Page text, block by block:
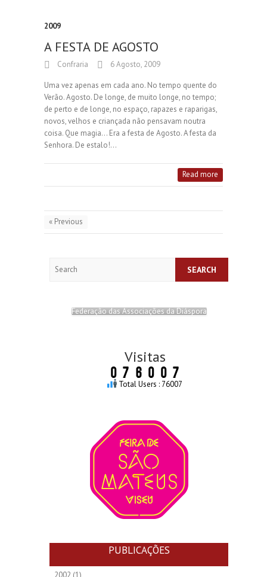
2009
A FESTA DE AGOSTO
Confraria 6 Agosto, 2009
Uma vez apenas em cada ano. No tempo quente do
Verão. Agosto. De longe, de muito longe, no tempo;
de perto e de longe, no espaço, rapazes e raparigas,
novos, velhos e criançada não pensavam noutra
coisa. Que magia… Era a festa de Agosto. A festa da
Senhora. De estalo!…
Read more
« Previous
Federação das Associações da Diáspora
Visitas
Total Users : 76007
PUBLICAÇÕES
2002 (1)